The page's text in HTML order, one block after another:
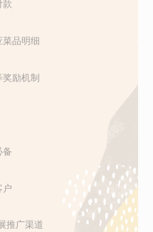
款
品明细
奖励机制
备
户
推广渠道